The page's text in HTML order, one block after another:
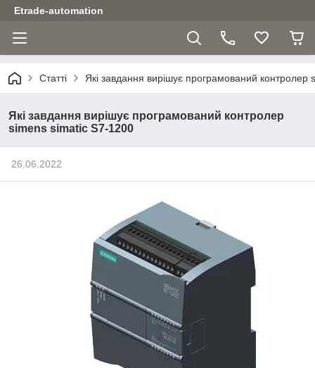
Etrade-automation
Статті Які завдання вирішує програмований
Які завдання вирішує програмований контролер
simens simatic S7-1200
26.06.2022